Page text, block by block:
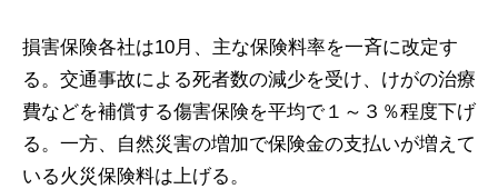
損害保険各社は10月、主な保険料率を一斉に改定す
る。交通事故による死者数の減少を受け、けがの治療
費などを補償する傷害保険を平均で１～３％程度下げ
る。一方、自然災害の増加で保険金の支払いが増えて
いる火災保険料は上げる。